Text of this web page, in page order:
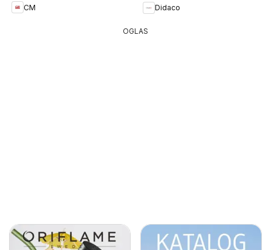
CM
Didaco
OGLAS